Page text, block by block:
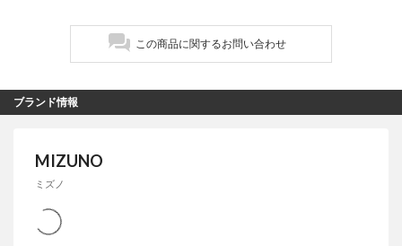
この商品に関するお問い合わせ
ブランド情報
MIZUNO
ミズノ